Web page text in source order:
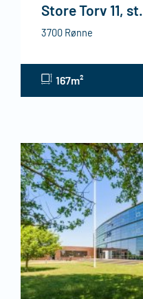
Store Torv 11, st.
3700 Rønne
167m²